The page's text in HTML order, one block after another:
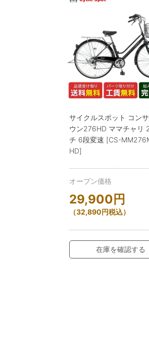
サイクルスポット コン
ウン276HD ママチャリ
チ 6段変速 [CS-
HD]
オープン価格
29,900 円
（32,890円税込）
在庫を確認する